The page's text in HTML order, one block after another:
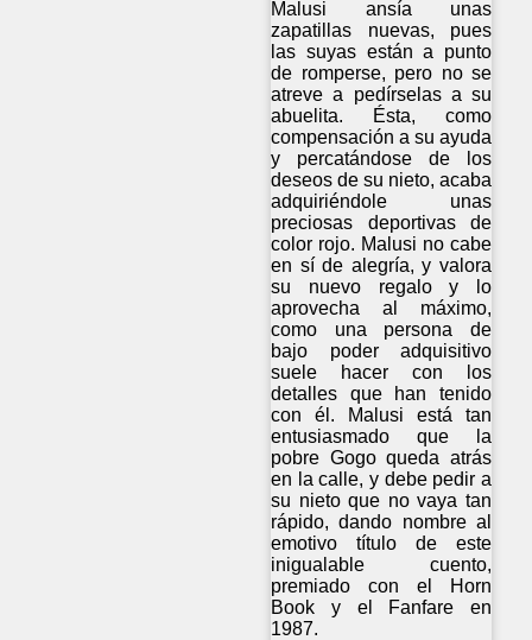
Malusi ansía unas
zapatillas nuevas, pues
las suyas están a punto
de romperse, pero no se
atreve a pedírselas a su
abuelita. Ésta, como
compensación a su ayuda
y percatándose de los
deseos de su nieto, acaba
adquiriéndole unas
preciosas deportivas de
color rojo. Malusi no cabe
en sí de alegría, y valora
su nuevo regalo y lo
aprovecha al máximo,
como una persona de
bajo poder adquisitivo
suele hacer con los
detalles que han tenido
con él. Malusi está tan
entusiasmado que la
pobre Gogo queda atrás
en la calle, y debe pedir a
su nieto que no vaya tan
rápido, dando nombre al
emotivo título de este
inigualable cuento,
premiado con el Horn
Book y el Fanfare en
1987.